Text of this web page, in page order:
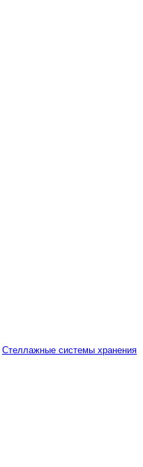
Стеллажные системы хранения